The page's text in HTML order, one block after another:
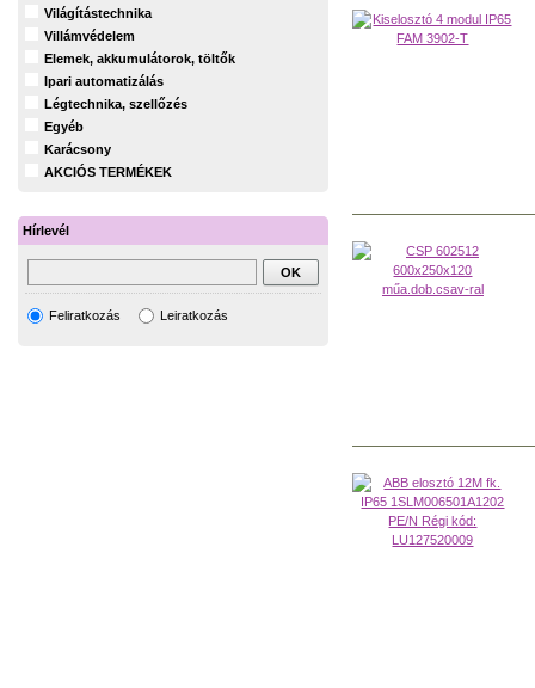
Világítástechnika
Villámvédelem
Elemek, akkumulátorok, töltők
Ipari automatizálás
Légtechnika, szellőzés
Egyéb
Karácsony
AKCIÓS TERMÉKEK
Hírlevél
Feliratkozás Leiratkozás